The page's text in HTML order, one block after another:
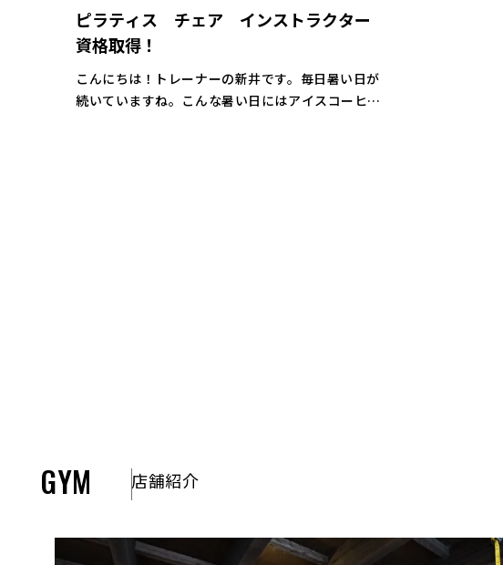
ピラティス チェア インストラクター
資格取得！
こんにちは！トレーナーの新井です。毎日暑い日が
続いていますね。こんな暑い日にはアイスコーヒー
GYM 店舗紹介